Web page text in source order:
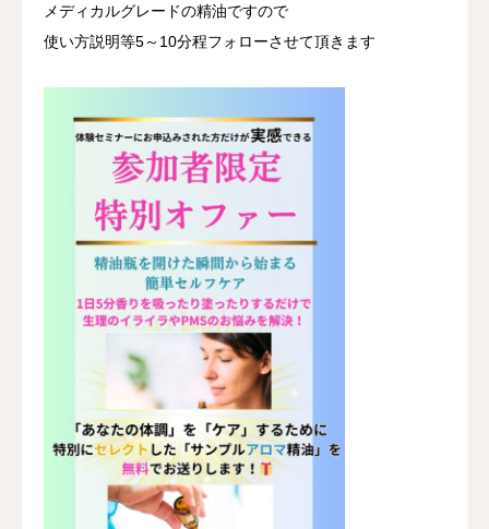
メディカルグレードの精油ですので
使い方説明等5～10分程フォローさせて頂きます